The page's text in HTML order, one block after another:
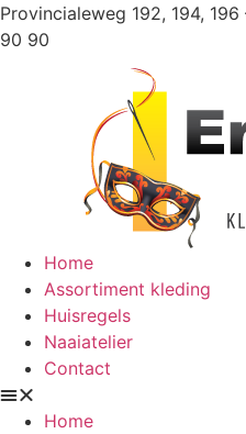
Ga
naar
Provincialeweg 192, 194,
90 90
Home
Assortiment kleding
Huisregels
Naaiatelier
Contact
Home